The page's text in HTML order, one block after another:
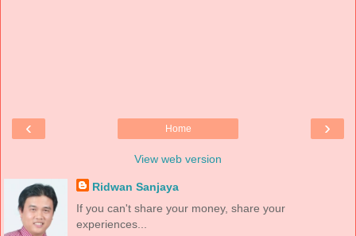
‹ ›
Home
View web version
Ridwan Sanjaya
If you can't share your money, share your
experiences...